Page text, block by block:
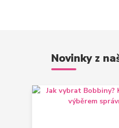
Novinky z